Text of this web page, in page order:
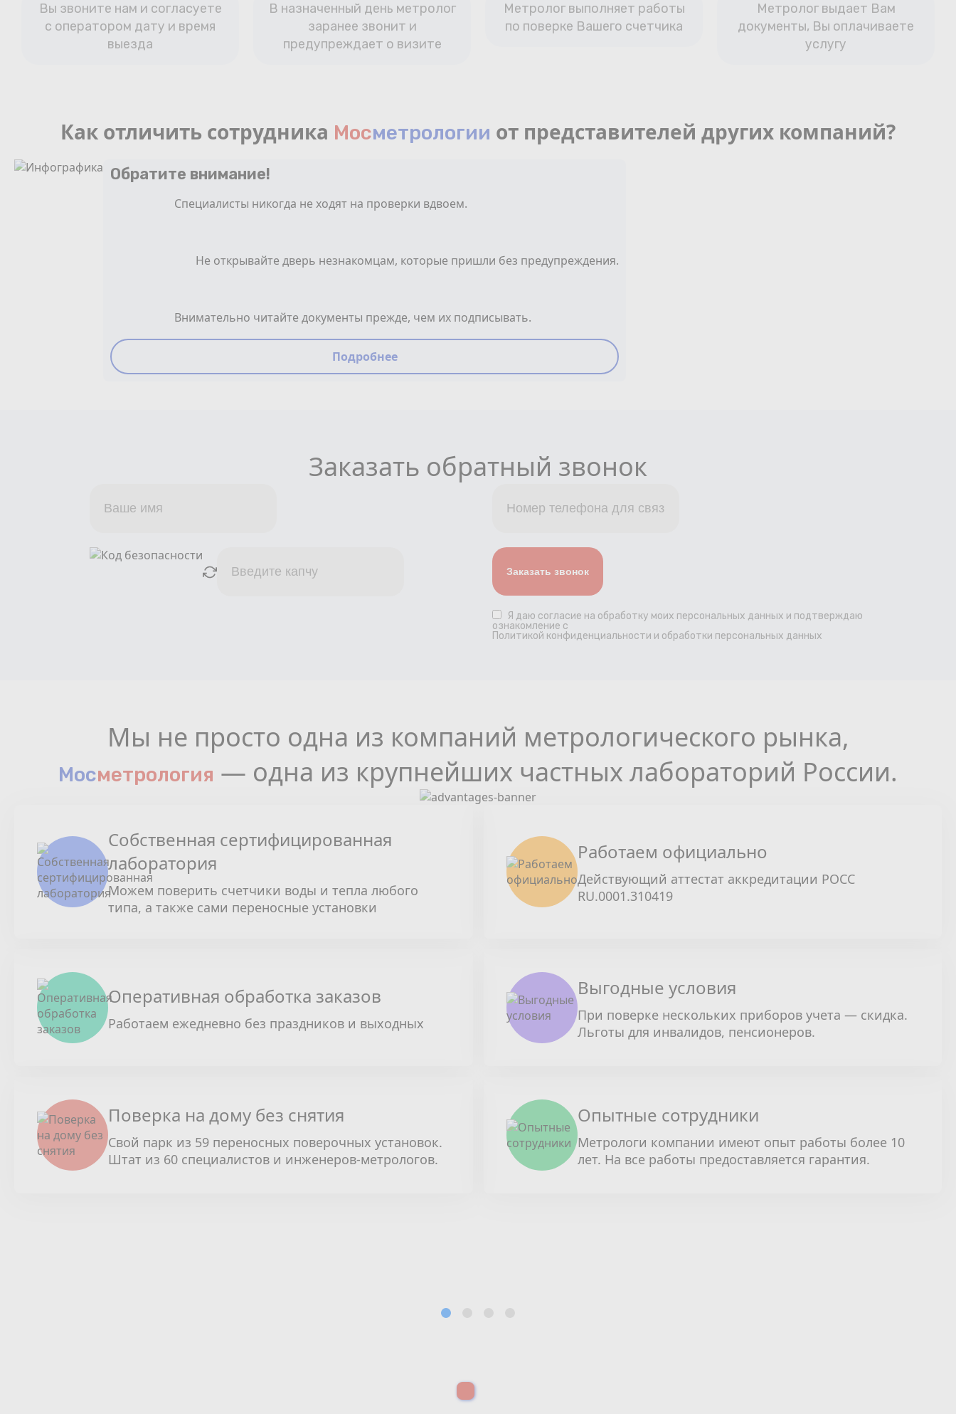
Вы звоните нам и согласуете
с оператором дату и время
выезда
В назначенный день метролог
заранее звонит и
предупреждает о визите
Метролог выполняет работы
по поверке Вашего счетчика
Метролог выдает Вам
документы, Вы оплачиваете
услугу
Как отличить сотрудника Мосмeтрологии от представителей других компаний?
Обратите внимание!
Специалисты никогда не ходят на проверки вдвоем.
Не открывайте дверь незнакомцам, которые пришли без предупреждения.
Внимательно читайте документы прежде, чем их подписывать.
Подробнее
Заказать обратный звонок
Я даю согласие на обработку моих персональных данных и подтверждаю
ознакомление с
Политикой конфиденциальности и обработки персональных данных
Мы не просто одна из компаний метрологического рынка,
Мосмeтрология — одна из крупнейших частных лабораторий России.
Собственная сертифицированная
лаборатория
Можем поверить счетчики воды и тепла любого
типа, а также сами переносные установки
Работаем официально
Действующий аттестат аккредитации РОСС
RU.0001.310419
Оперативная обработка заказов
Работаем ежедневно без праздников и выходных
Выгодные условия
При поверке нескольких приборов учета — скидка.
Льготы для инвалидов, пенсионеров.
Поверка на дому без снятия
Свой парк из 59 переносных поверочных установок.
Штат из 60 специалистов и инженеров-метрологов.
Опытные сотрудники
Метрологи компании имеют опыт работы более 10
лет. На все работы предоставляется гарантия.